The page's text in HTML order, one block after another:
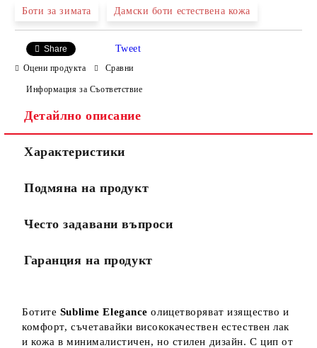
Ние ще се свържем с вас в рамките на работния ден.
Боти за зимата Дамски боти естествена кожа
Share Tweet
Оцени продукта Сравни
Информация за Съответствие
Детайлно описание
Характеристики
Подмяна на продукт
Често задавани въпроси
Гаранция на продукт
Ботите Sublime Elegance олицетворяват изящество и
комфорт, съчетавайки висококачествен естествен лак
и кожа в минималистичен, но стилен дизайн. С цип от